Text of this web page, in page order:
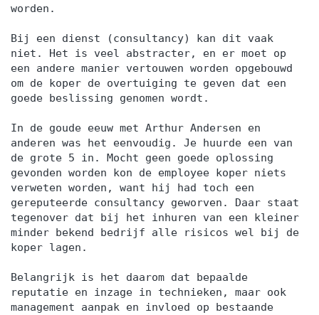
worden.
Bij een dienst (consultancy) kan dit vaak
niet. Het is veel abstracter, en er moet op
een andere manier vertouwen worden opgebouwd
om de koper de overtuiging te geven dat een
goede beslissing genomen wordt.
In de goude eeuw met Arthur Andersen en
anderen was het eenvoudig. Je huurde een van
de grote 5 in. Mocht geen goede oplossing
gevonden worden kon de employee koper niets
verweten worden, want hij had toch een
gereputeerde consultancy geworven. Daar staat
tegenover dat bij het inhuren van een kleiner
minder bekend bedrijf alle risicos wel bij de
koper lagen.
Belangrijk is het daarom dat bepaalde
reputatie en inzage in technieken, maar ook
management aanpak en invloed op bestaande